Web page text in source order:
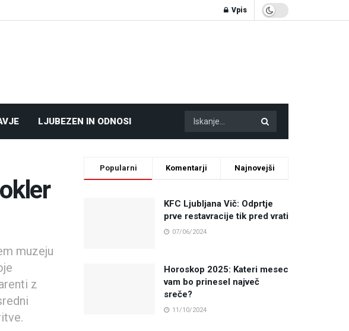
Vpis
LJUBEZEN IN ODNOSI
muzeju
z
Popularni Komentarji Najnovejši
KFC Ljubljana Vič: Odprtje
prve restavracije tik pred vrati
07/06/2024
Horoskop 2025: Kateri mesec
vam bo prinesel največ
sreče?
11/10/2024